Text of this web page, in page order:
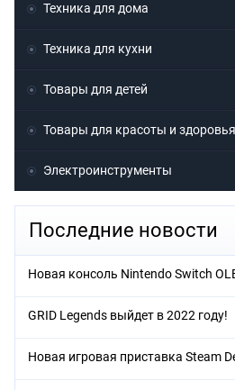
Техника для дома
Техника для кухни
Товары для детей
Товары для красоты и здоровья
Электроинструменты
Последние новости
Новая консоль Nintendo Switch
GRID Legends выйдет в 2022 году!
Новая игровая приставка Steam